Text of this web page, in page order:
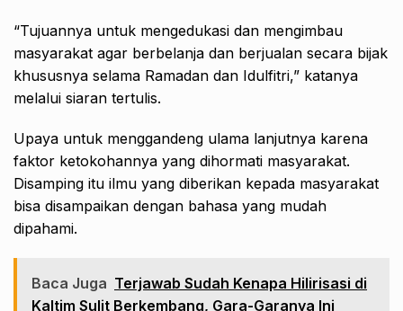
“Tujuannya untuk mengedukasi dan mengimbau
masyarakat agar berbelanja dan berjualan secara bijak
khususnya selama Ramadan dan Idulfitri,” katanya
melalui siaran tertulis.
Upaya untuk menggandeng ulama lanjutnya karena
faktor ketokohannya yang dihormati masyarakat.
Disamping itu ilmu yang diberikan kepada masyarakat
bisa disampaikan dengan bahasa yang mudah
dipahami.
Baca Juga Terjawab Sudah Kenapa Hilirisasi di
Kaltim Sulit Berkembang, Gara-Garanya Ini